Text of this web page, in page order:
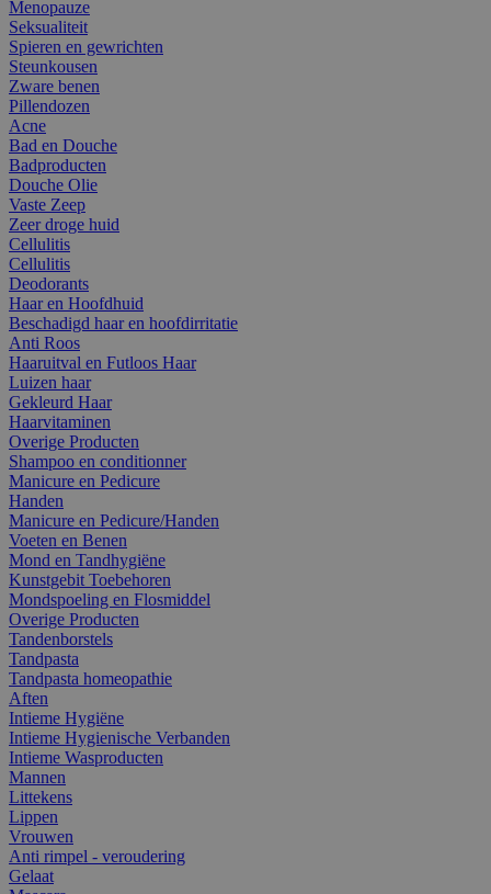
Menopauze
Seksualiteit
Spieren en gewrichten
Steunkousen
Zware benen
Pillendozen
Acne
Bad en Douche
Badproducten
Douche Olie
Vaste Zeep
Zeer droge huid
Cellulitis
Cellulitis
Deodorants
Haar en Hoofdhuid
Beschadigd haar en hoofdirritatie
Anti Roos
Haaruitval en Futloos Haar
Luizen haar
Gekleurd Haar
Haarvitaminen
Overige Producten
Shampoo en conditionner
Manicure en Pedicure
Handen
Manicure en Pedicure/Handen
Voeten en Benen
Mond en Tandhygiëne
Kunstgebit Toebehoren
Mondspoeling en Flosmiddel
Overige Producten
Tandenborstels
Tandpasta
Tandpasta homeopathie
Aften
Intieme Hygiëne
Intieme Hygienische Verbanden
Intieme Wasproducten
Mannen
Littekens
Lippen
Vrouwen
Anti rimpel - veroudering
Gelaat